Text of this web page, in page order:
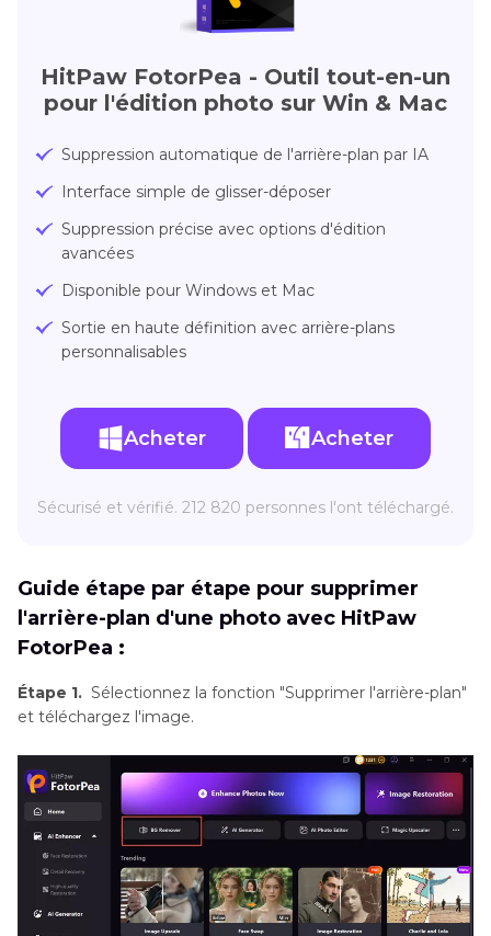
HitPaw FotorPea - Outil tout-en-un
pour l'édition photo sur Win & Mac
Suppression automatique de l'arrière-plan par IA
Interface simple de glisser-déposer
Suppression précise avec options d'édition
avancées
Disponible pour Windows et Mac
Sortie en haute définition avec arrière-plans
personnalisables
Acheter Acheter
Sécurisé et vérifié. 212 820 personnes l'ont téléchargé.
Guide étape par étape pour supprimer
l'arrière-plan d'une photo avec HitPaw
FotorPea :
Étape 1. Sélectionnez la fonction "Supprimer l'arrière-plan"
et téléchargez l'image.